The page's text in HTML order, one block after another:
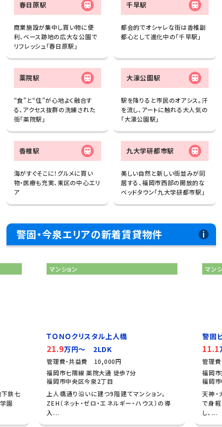
春日原駅
商業施設が集中し買い物に便
利、ベース跡地の広大な公園で
リフレッシュ「春日原駅」
千早駅
都会的でオシャレな街は香椎副
都心として進化中の「千早駅」
薬院駅
“食”と“住”が心地よく融合す
る、アクセス抜群の洗練された
街「薬院駅」
大濠公園駅
駅を降りると市民のオアシス。汗
を流し、アートに触れる大人気の
「大濠公園駅」
香椎駅
海がすぐそこに！グルメに買い
物・医療も充実、東区の中心エリ
ア
九大学研都市駅
美しい自然と新しい街並みが同
居する、福岡市西部の開放的な
ベッドタウン「九大学研都市駅」
警固・今泉エリアの新着賃貸物件
ン。
）の導
マンション
警固ビューアパートメント
11.1万円～ 1LDK
管理費・共益費 8,000円
福岡市空港線 赤坂 徒歩9分
福岡市中央区警固2丁目
天神・大濠公園も徒歩圏内。洗練された「警固」
で身軽に暮らす。 中央区警固2丁目に位置
し、...
マ
プ
管
福
福
中
ベ